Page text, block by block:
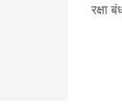
रक्षा